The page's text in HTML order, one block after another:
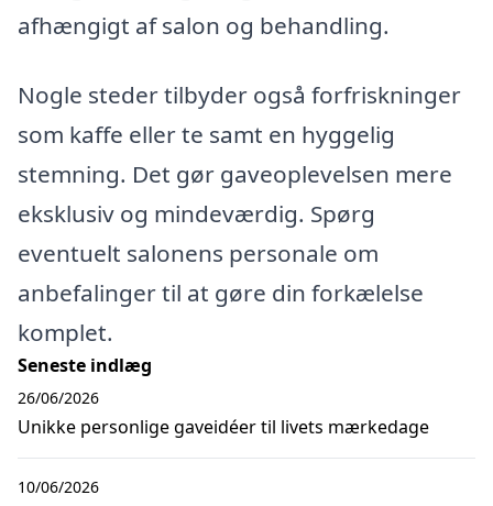
afhængigt af salon og behandling.
Nogle steder tilbyder også forfriskninger
som kaffe eller te samt en hyggelig
stemning. Det gør gaveoplevelsen mere
eksklusiv og mindeværdig. Spørg
eventuelt salonens personale om
anbefalinger til at gøre din forkælelse
komplet.
Seneste indlæg
Unikke personlige gaveidéer til livets mærkedage
26/06/2026
10/06/2026